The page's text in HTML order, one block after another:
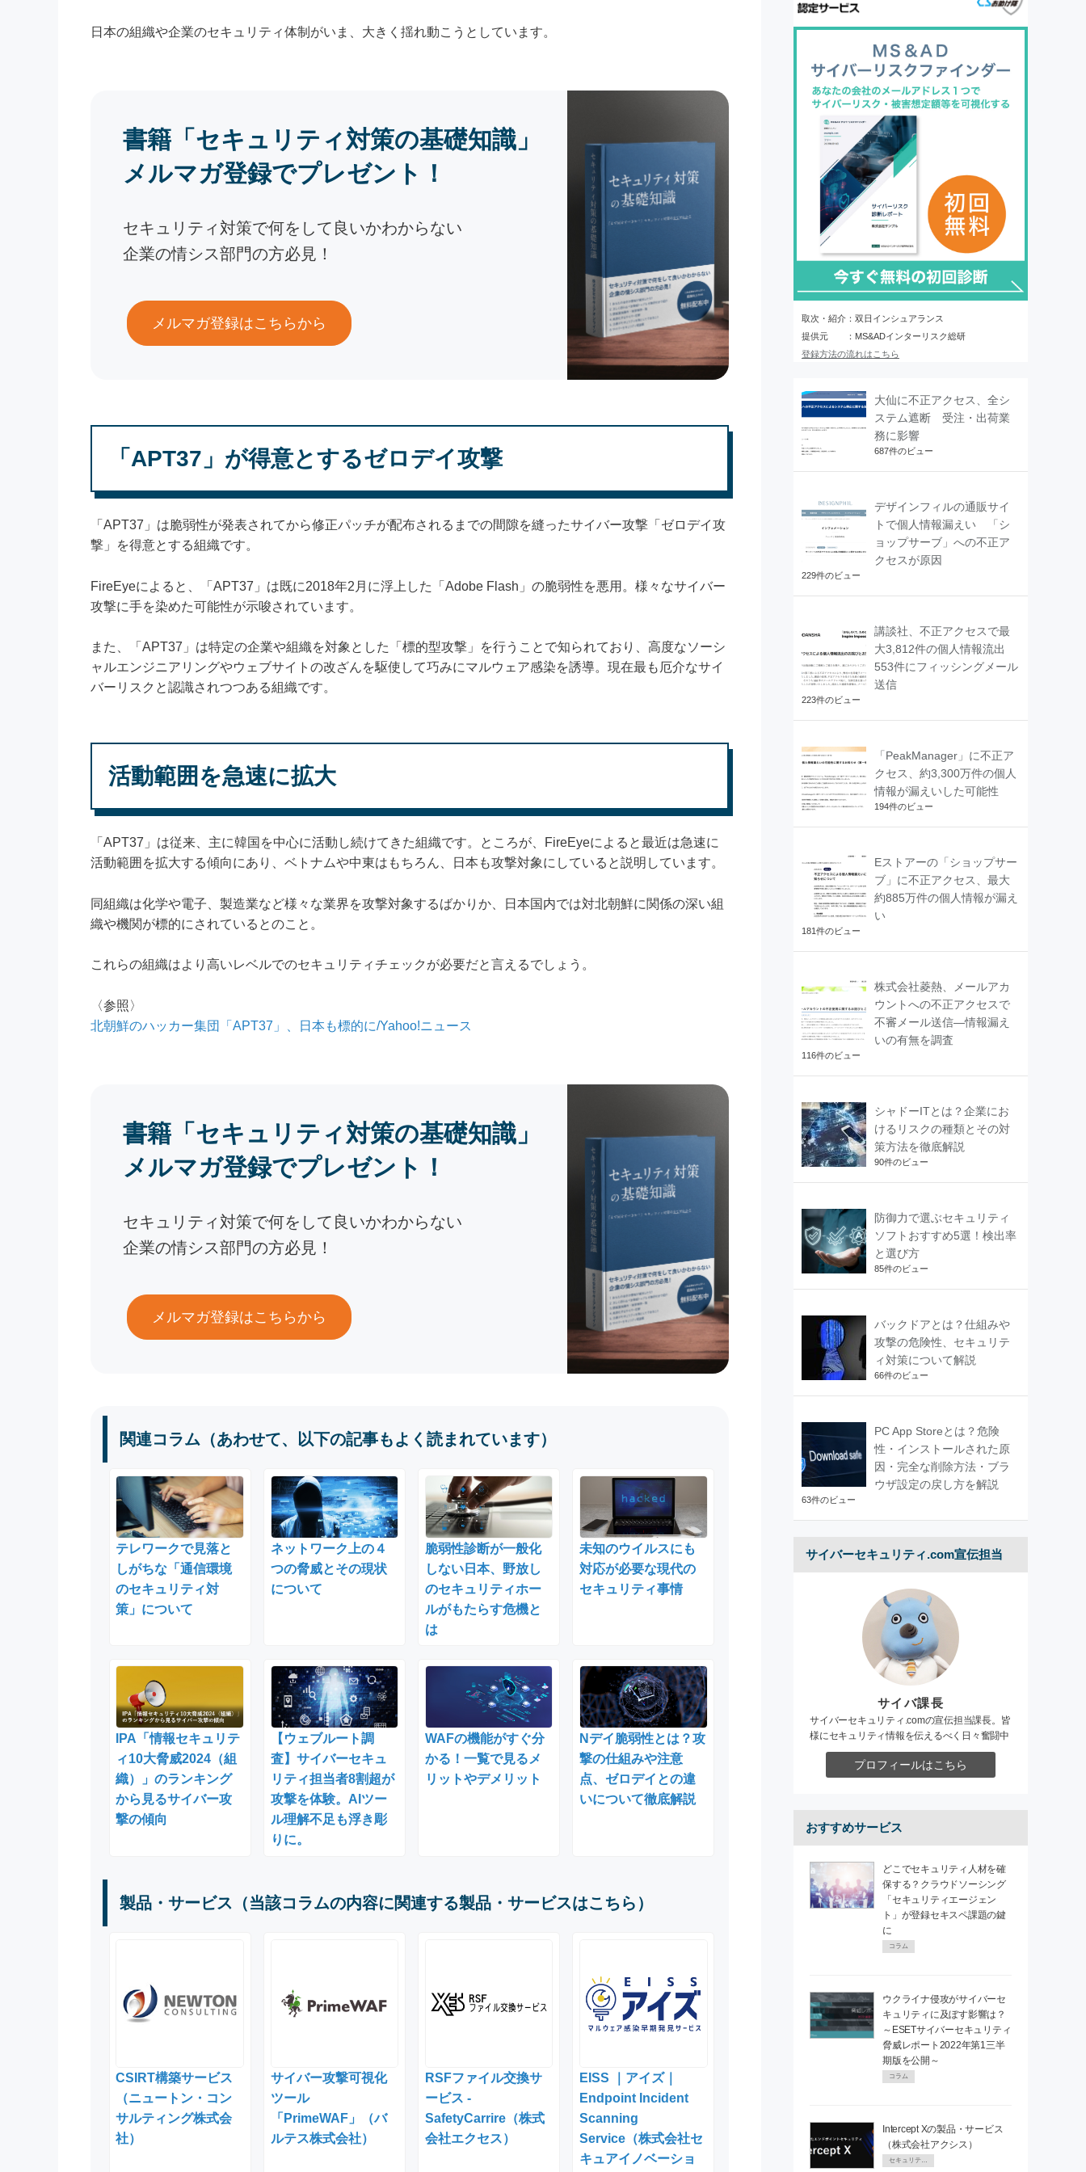
日本の組織や企業のセキュリティ体制がいま、大きく揺れ動こうとしています。
書籍「セキュリティ対策の基礎知識」
メルマガ登録でプレゼント！
セキュリティ対策で何をして良いかわからない
企業の情シス部門の方必見！
メルマガ登録はこちらから
「APT37」が得意とするゼロデイ攻撃
「APT37」は脆弱性が発表されてから修正パッチが配布されるまでの間隙を縫ったサイバー攻撃「ゼロデイ攻
撃」を得意とする組織です。
FireEyeによると、「APT37」は既に2018年2月に浮上した「Adobe Flash」の脆弱性を悪用。様々なサイバー
攻撃に手を染めた可能性が示唆されています。
また、「APT37」は特定の企業や組織を対象とした「標的型攻撃」を行うことで知られており、高度なソーシ
ャルエンジニアリングやウェブサイトの改ざんを駆使して巧みにマルウェア感染を誘導。現在最も厄介なサイ
バーリスクと認識されつつある組織です。
活動範囲を急速に拡大
「APT37」は従来、主に韓国を中心に活動し続けてきた組織です。ところが、FireEyeによると最近は急速に
活動範囲を拡大する傾向にあり、ベトナムや中東はもちろん、日本も攻撃対象にしていると説明しています。
同組織は化学や電子、製造業など様々な業界を攻撃対象するばかりか、日本国内では対北朝鮮に関係の深い組
織や機関が標的にされているとのこと。
これらの組織はより高いレベルでのセキュリティチェックが必要だと言えるでしょう。
〈参照〉
北朝鮮のハッカー集団「APT37」、日本も標的に/Yahoo!ニュース
書籍「セキュリティ対策の基礎知識」
メルマガ登録でプレゼント！
セキュリティ対策で何をして良いかわからない
企業の情シス部門の方必見！
メルマガ登録はこちらから
関連コラム（あわせて、以下の記事もよく読まれています）
テレワークで見落と
しがちな「通信環境
のセキュリティ対
策」について
ネットワーク上の４
つの脅威とその現状
について
脆弱性診断が一般化
しない日本、野放し
のセキュリティホー
ルがもたらす危機と
は
未知のウイルスにも
対応が必要な現代の
セキュリティ事情
IPA「情報セキュリテ
ィ10大脅威2024（組
織）」のランキング
から見るサイバー攻
撃の傾向
【ウェブルート調
査】サイバーセキュ
リティ担当者8割超が
攻撃を体験。AIツー
ル理解不足も浮き彫
りに。
WAFの機能がすぐ分
かる！一覧で見るメ
リットやデメリット
Nデイ脆弱性とは？攻
撃の仕組みや注意
点、ゼロデイとの違
いについて徹底解説
製品・サービス（当該コラムの内容に関連する製品・サービスはこちら）
CSIRT構築サービス
（ニュートン・コン
サルティング株式会
社）
サイバー攻撃可視化
ツール
「PrimeWAF」（バ
ルテス株式会社）
RSFファイル交換サ
ービス -
SafetyCarrire（株式
会社エクセス）
EISS ｜アイズ｜
Endpoint Incident
Scanning
Service（株式会社セ
キュアイノベーショ
取次・紹介：双日インシュアランス
提供元 ：MS&ADインターリスク総研
登録方法の流れはこちら
大仙に不正アクセス、全シ
ステム遮断 受注・出荷業
務に影響
687件のビュー
デザインフィルの通販サイ
トで個人情報漏えい 「シ
ョップサーブ」への不正ア
クセスが原因
229件のビュー
講談社、不正アクセスで最
大3,812件の個人情報流出
553件にフィッシングメール
送信
223件のビュー
「PeakManager」に不正ア
クセス、約3,300万件の個人
情報が漏えいした可能性
194件のビュー
Eストアーの「ショップサー
ブ」に不正アクセス、最大
約885万件の個人情報が漏え
い
181件のビュー
株式会社菱熱、メールアカ
ウントへの不正アクセスで
不審メール送信―情報漏え
いの有無を調査
116件のビュー
シャドーITとは？企業にお
けるリスクの種類とその対
策方法を徹底解説
90件のビュー
防御力で選ぶセキュリティ
ソフトおすすめ5選！検出率
と選び方
85件のビュー
バックドアとは？仕組みや
攻撃の危険性、セキュリテ
ィ対策について解説
66件のビュー
PC App Storeとは？危険
性・インストールされた原
因・完全な削除方法・ブラ
ウザ設定の戻し方を解説
63件のビュー
サイバーセキュリティ.com宣伝担当
サイバ課長
サイバーセキュリティ.comの宣伝担当課長。皆
様にセキュリティ情報を伝えるべく日々奮闘中
プロフィールはこちら
おすすめサービス
どこでセキュリティ人材を確
保する？クラウドソーシング
「セキュリティエージェン
ト」が登録セキスペ課題の鍵
に
コラム
ウクライナ侵攻がサイバーセ
キュリティに及ぼす影響は？
～ESETサイバーセキュリティ
脅威レポート2022年第1三半
期版を公開～
コラム
Intercept Xの製品・サービス
（株式会社アクシス）
セキュリティPR